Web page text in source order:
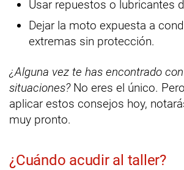
Usar repuestos o lubricantes
Dejar la moto expuesta a
extremas sin protección.
¿Alguna vez te has encontrado
situaciones?No eres el único.
aplicar estos consejos hoy,
muy pronto.
¿Cuándo acudir al taller?